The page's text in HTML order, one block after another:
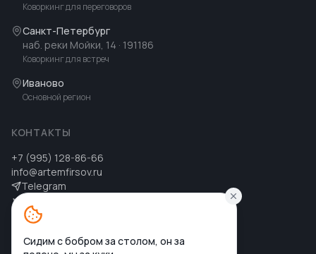
Коворкинг для переговоров
Санкт-Петербург
наб. реки Мойки, 14 · 191186
Коворкинг для встреч
Иваново
Основной регион
КОНТАКТЫ
+7 (995) 128-86-66
info@artemfirsov.ru
Telegram
MAX MAX
Сидим с бобром за столом, он за